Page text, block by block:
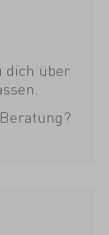
dich über